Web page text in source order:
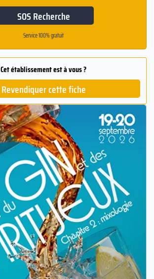
SOS Recherche
Service 100% gratuit
Cet établissement est à vous ?
Revendiquer cette fiche